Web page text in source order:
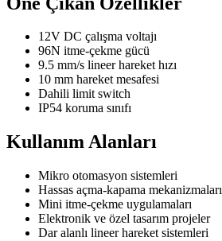
12V DC çalışma voltajı
96N itme-çekme gücü
9.5 mm/s lineer hareket hızı
10 mm hareket mesafesi
Dahili limit switch
IP54 koruma sınıfı
Kullanım Alanları
Mikro otomasyon sistemleri
Hassas açma-kapama mekanizmaları
Mini itme-çekme uygulamaları
Elektronik ve özel tasarım projeler
Dar alanlı lineer hareket sistemleri